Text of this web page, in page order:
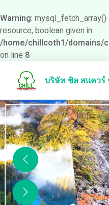
Warning:
resource, boolean given in
/home/chillcoth1/domains/
on line 8
บริษัท ชิล สแควร์